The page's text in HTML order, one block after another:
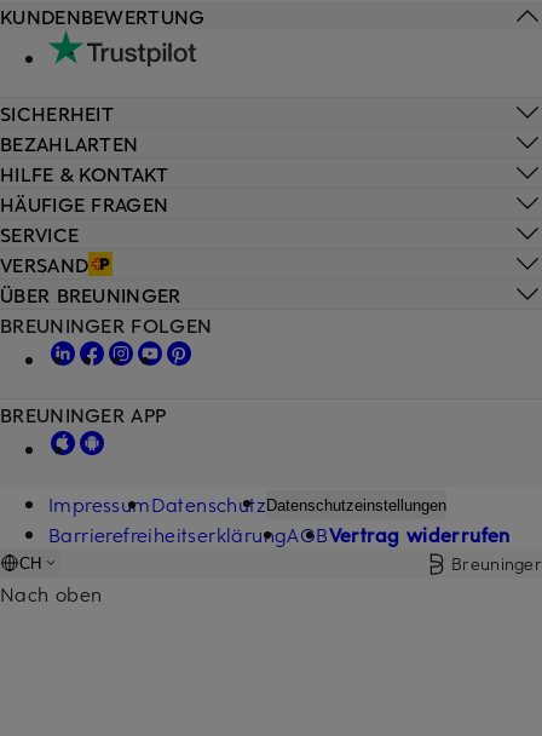
HILFE & KONTAKT
HÄUFIGE FRAGEN
SERVICE
VERSAND
KUNDENBEWERTUNG
SICHERHEIT
BEZAHLARTEN
ÜBER BREUNINGER
BREUNINGER FOLGEN
BREUNINGER APP
ImpressumDatenschutz Datenschutzeinstellungen
BarrierefreiheitserklärungAGBVertrag widerrufen
CH Breuninger
Nach oben